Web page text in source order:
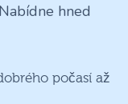
hned
počasí až